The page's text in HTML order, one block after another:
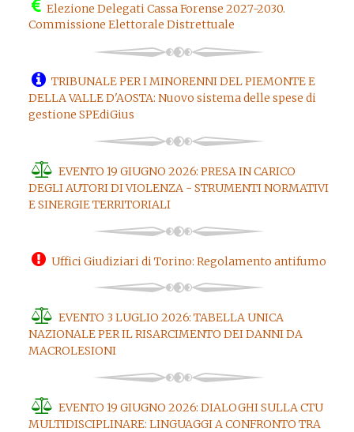
Elezione Delegati Cassa Forense 2027-2030.
Commissione Elettorale Distrettuale
TRIBUNALE PER I MINORENNI DEL PIEMONTE E
DELLA VALLE D'AOSTA: Nuovo sistema delle spese di
gestione SPEdiGius
EVENTO 19 GIUGNO 2026: PRESA IN CARICO
DEGLI AUTORI DI VIOLENZA - STRUMENTI NORMATIVI
E SINERGIE TERRITORIALI
Uffici Giudiziari di Torino: Regolamento antifumo
EVENTO 3 LUGLIO 2026: TABELLA UNICA
NAZIONALE PER IL RISARCIMENTO DEI DANNI DA
MACROLESIONI
EVENTO 19 GIUGNO 2026: DIALOGHI SULLA CTU
MULTIDISCIPLINARE: LINGUAGGI A CONFRONTO TRA